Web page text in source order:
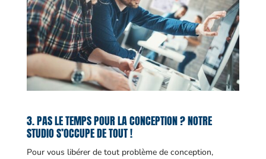
3. PAS LE TEMPS POUR LA CONCEPTION ? NOTRE
STUDIO S’OCCUPE DE TOUT !
Pour vous libérer de tout problème de conception,